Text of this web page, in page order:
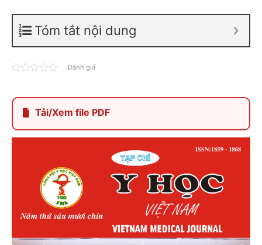
Tóm tắt nội dung
Đánh giá
Tải/Xem file PDF